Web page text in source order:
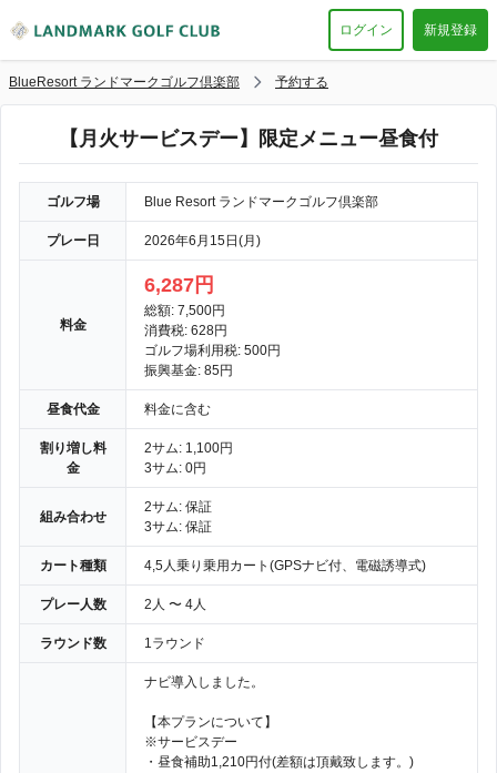
ログイン 新規登録
BlueResort ランドマークゴルフ倶楽部 予約する
【月火サービスデー】限定メニュー昼食付
ゴルフ場 Blue Resort ランドマークゴルフ倶楽部
プレー日 2026年6月15日(月)
料金
6,287円
総額: 7,500円
消費税: 628円
ゴルフ場利用税: 500円
振興基金: 85円
昼食代金 料金に含む
割り増し料
金
2サム: 1,100円
3サム: 0円
組み合わせ
2サム: 保証
3サム: 保証
カート種類 4,5人乗り乗用カート(GPSナビ付、電磁誘導式)
プレー人数 2人 〜 4人
ラウンド数 1ラウンド
ナビ導入しました。
【本プランについて】
※サービスデー
・昼食補助1,210円付(差額は頂戴致します。)